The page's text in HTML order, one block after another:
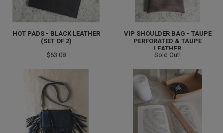
HOT PADS - BLACK LEATHER
(SET OF 2)
$63.08
VIP SHOULDER BAG - TAUPE
PERFORATED & TAUPE
LEATHER
Sold Out!